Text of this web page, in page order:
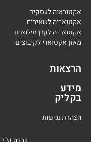
אקטוראיה לעסקים
אקטואריה לשאירים
אקטואריה לקרן מילואים
מאזן אקטוארי לקיבוצים
הרצאות
מידע
בקליק
הצהרת נגישות